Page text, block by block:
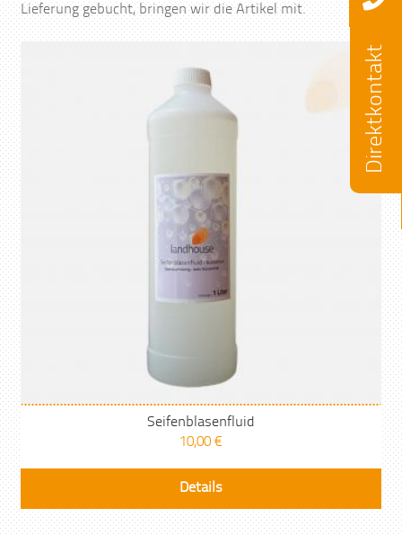
Lieferung gebucht, bringen wir die Artikel mit.
Seifenblasenfluid
10,00 €
Details
Direktkontakt